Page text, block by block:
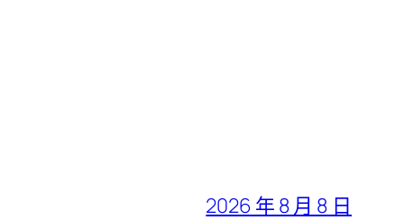
2026 年 8 月 8 日